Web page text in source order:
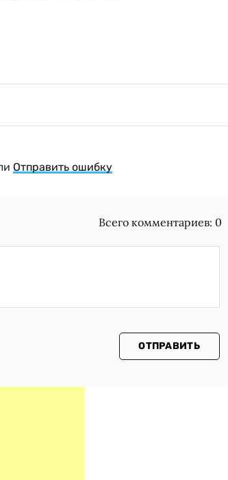
Отправить ошибку
Всего комментариев: 0
ОТПРАВИТЬ